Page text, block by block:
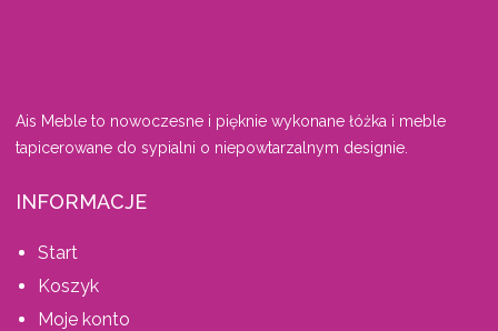
Ais Meble to nowoczesne i pięknie wykonane łóżka i meble
tapicerowane do sypialni o niepowtarzalnym designie.
INFORMACJE
Start
Koszyk
Moje konto